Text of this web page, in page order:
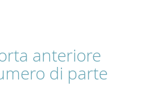
anteriore
di parte